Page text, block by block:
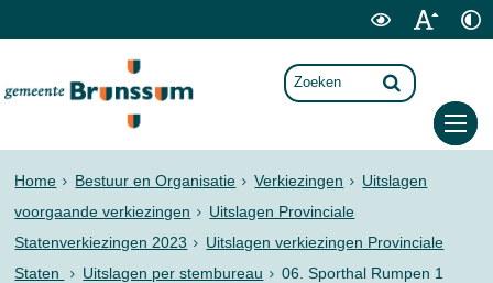
Home Bestuur en Organisatie Verkiezingen
Uitslagen
voorgaande verkiezingen
Uitslagen Provinciale
Statenverkiezingen 2023
Uitslagen verkiezingen Provinciale
Staten
Uitslagen per stembureau 06. Sporthal Rumpen 1